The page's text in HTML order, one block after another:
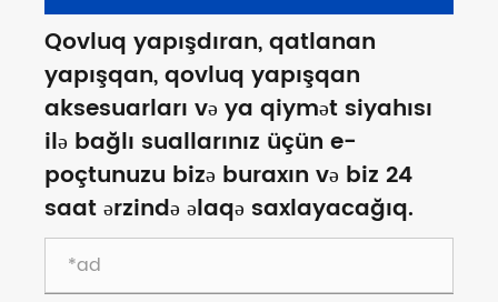
Qovluq yapışdıran, qatlanan
yapışqan, qovluq yapışqan
aksesuarları və ya qiymət siyahısı
ilə bağlı suallarınız üçün e-
poçtunuzu bizə buraxın və biz 24
saat ərzində əlaqə saxlayacağıq.